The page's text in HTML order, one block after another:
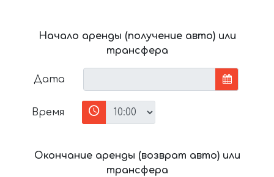
Начало аренды (получение авто) или
трансфера
Дата
Время
Окончание аренды (возврат авто) или
трансфера